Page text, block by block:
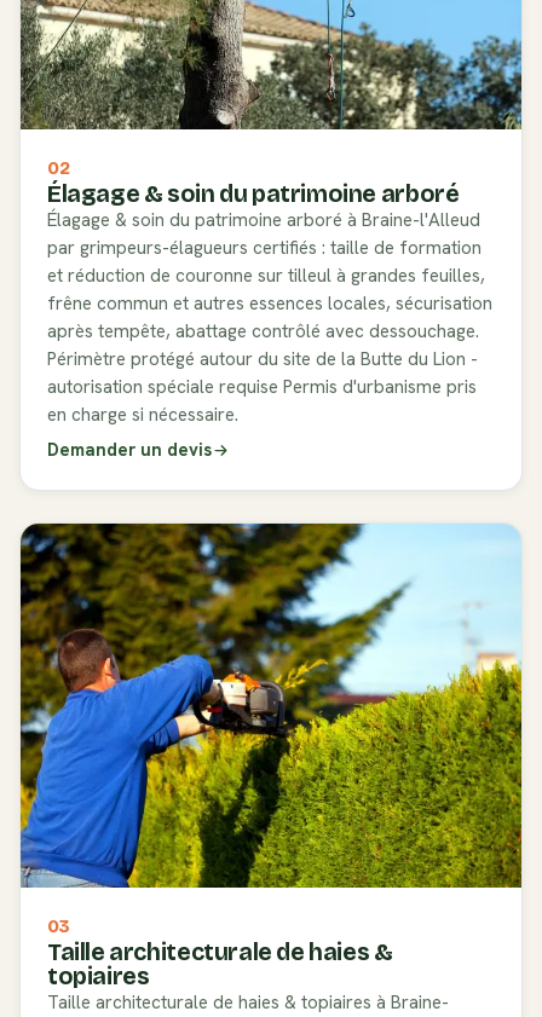
02
Élagage & soin du patrimoine arboré
Élagage & soin du patrimoine arboré à Braine-l'Alleud
par grimpeurs-élagueurs certifiés : taille de formation
et réduction de couronne sur tilleul à grandes feuilles,
frêne commun et autres essences locales, sécurisation
après tempête, abattage contrôlé avec dessouchage.
Périmètre protégé autour du site de la Butte du Lion -
autorisation spéciale requise Permis d'urbanisme pris
en charge si nécessaire.
Demander un devis
03
Taille architecturale de haies &
topiaires
Taille architecturale de haies & topiaires à Braine-